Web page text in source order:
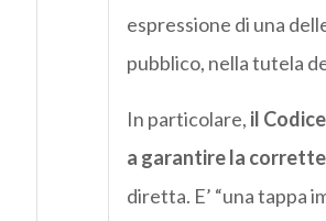
espressione di una
pubblico, nella tutela
In particolare, il
a garantire la
diretta. E’ “una tappa